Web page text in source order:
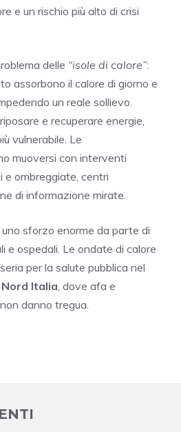
e un rischio più alto di crisi
delle “isole di calore”:
assorbono il calore di giorno e
un reale sollievo.
e recuperare energie,
vulnerabile. Le
muoversi con interventi
e ombreggiate, centri
di informazione mirate.
sforzo enorme da parte di
e ospedali. Le ondate di calore
per la salute pubblica nel
Nord Italia , dove afa e
danno tregua.